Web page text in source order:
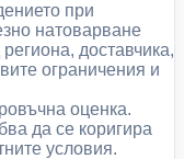
при
натоварване
доставчика,
ограничения и
оценка.
да се коригира
условия.